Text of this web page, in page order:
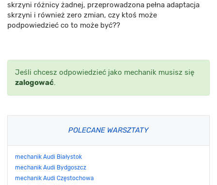
skrzyni różnicy żadnej, przeprowadzona pełna adaptacja
skrzyni i również zero zmian, czy ktoś może
podpowiedzieć co to może być??
Jeśli chcesz odpowiedzieć jako mechanik musisz się
zalogować.
POLECANE WARSZTATY
mechanik Audi Białystok
mechanik Audi Bydgoszcz
mechanik Audi Częstochowa